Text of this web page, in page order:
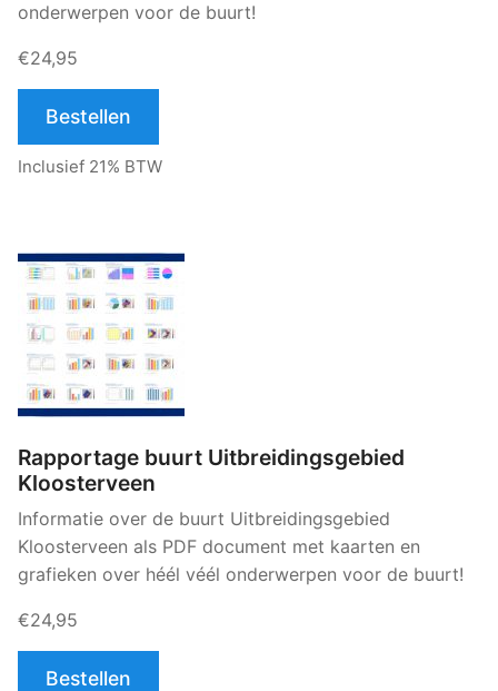
onderwerpen voor de buurt!
€24,95
Bestellen
Inclusief 21% BTW
Rapportage buurt Uitbreidingsgebied
Kloosterveen
Informatie over de buurt Uitbreidingsgebied
Kloosterveen als PDF document met kaarten en
grafieken over héél véél onderwerpen voor de buurt!
€24,95
Bestellen